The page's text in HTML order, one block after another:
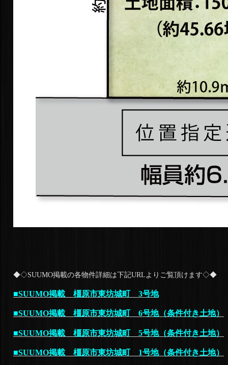
◆◇SUUMO掲載の各物件詳細は下記URLよりご覧頂けます◇◆
■SUUMO掲載 橿原市東坊城町 3号地
■SUUMO掲載 橿原市東坊城町 6号地（条件付き土地）
■SUUMO掲載 橿原市東坊城町 5号地（条件付き土地）
■SUUMO掲載 橿原市東坊城町 1号地（条件付き土地）